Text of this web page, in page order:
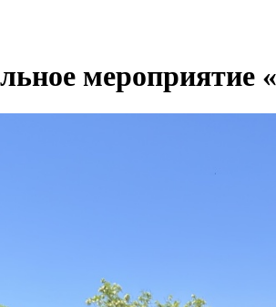
мероприятие